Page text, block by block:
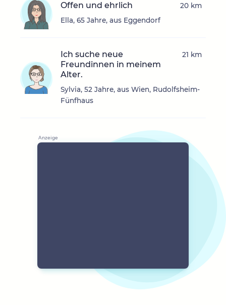
Offen und ehrlich
Ella, 65 Jahre, aus Eggendorf
20 km
Ich suche neue
Freundinnen in meinem
Alter.
Sylvia, 52 Jahre, aus Wien, Rudolfsheim-
Fünfhaus
21 km